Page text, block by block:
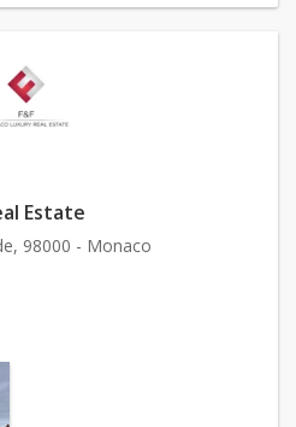
Estate
98000 - Monaco